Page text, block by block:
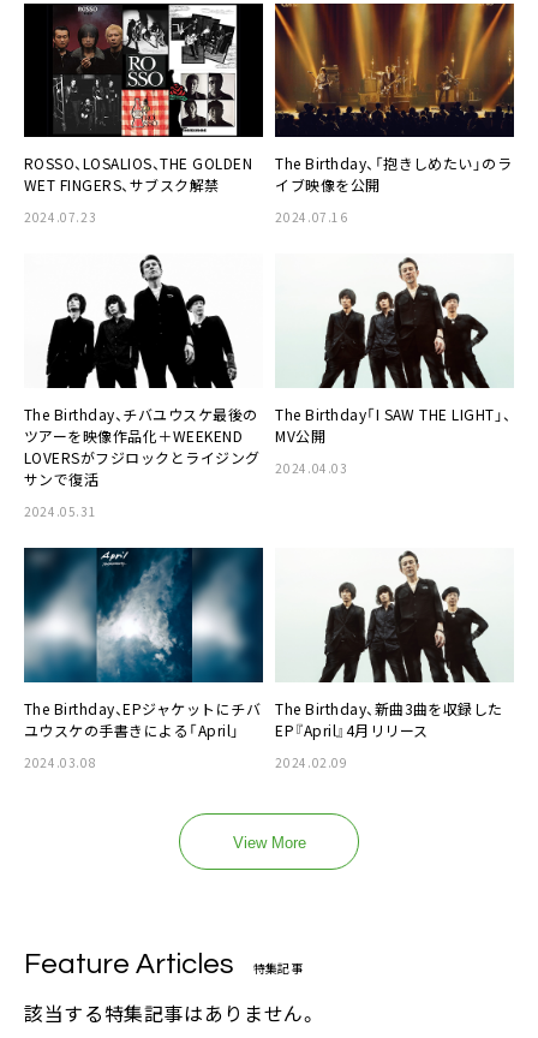
ROSSO、LOSALIOS、THE GOLDEN
WET FINGERS、サブスク解禁
2024.07.23
The Birthday、「抱きしめたい」のラ
イブ映像を公開
2024.07.16
The Birthday、チバユウスケ最後の
ツアーを映像作品化＋WEEKEND
LOVERSがフジロックとライジング
サンで復活
2024.05.31
The Birthday「I SAW THE LIGHT」、
MV公開
2024.04.03
The Birthday、EPジャケットにチバ
ユウスケの手書きによる「April」
2024.03.08
The Birthday、新曲3曲を収録した
EP『April』4月リリース
2024.02.09
View More
Feature Articles 特集記事
該当する特集記事はありません。